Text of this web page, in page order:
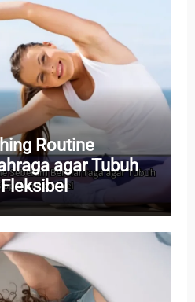
Routine
agar Tubuh